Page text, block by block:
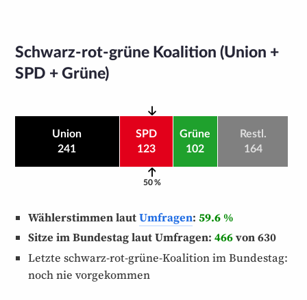
Schwarz-rot-grüne Koalition (Union +
SPD + Grüne)
Union
241
SPD
123
Grüne
102
Restl.
164
50 %
Wählerstimmen lautUmfragen:59.6 %
Sitze im Bundestag laut Umfragen: 466von 630
Letzte schwarz-rot-grüne-Koalition im Bundestag:
noch nie vorgekommen